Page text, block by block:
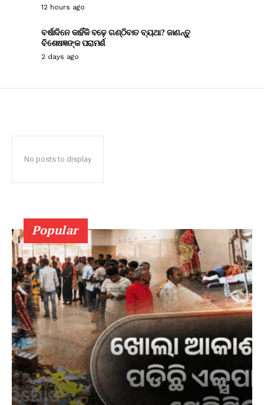
12 hours ago
ବର୍ଷାଦିନେ କାହିଁକି ବଢ଼େ ଗଣ୍ଠିବାତ ବ୍ୟଥା? ଜାଣନ୍ତୁ
ବିଶେଷଜ୍ଞଙ୍କ ପରାମର୍ଶ
2 days ago
No posts to display
Popular